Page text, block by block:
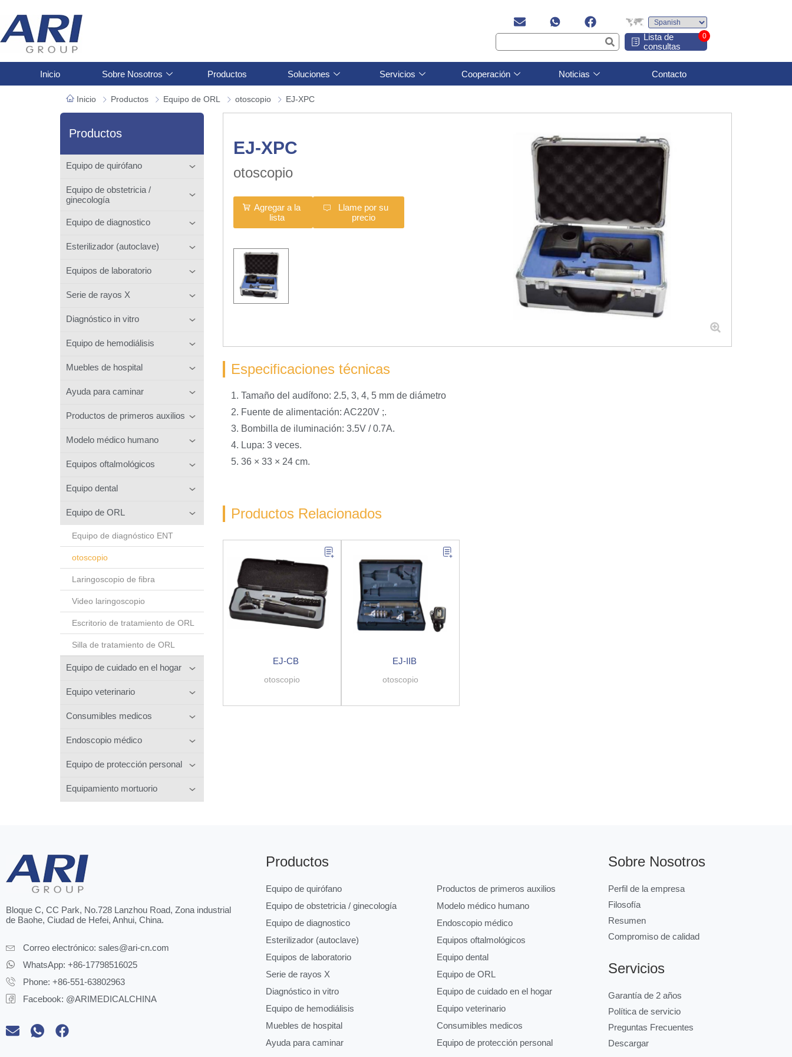
Lista de
consultas
0
Inicio Sobre Nosotros Productos Soluciones Servicios Cooperación Noticias Contacto
Inicio Productos Equipo de ORL otoscopio EJ-XPC
Productos
Equipo de quirófano
Equipo de obstetricia /
ginecología
Equipo de diagnostico
Esterilizador (autoclave)
Equipos de laboratorio
Serie de rayos X
Diagnóstico in vitro
Equipo de hemodiálisis
Muebles de hospital
Ayuda para caminar
Productos de primeros auxilios
Modelo médico humano
Equipos oftalmológicos
Equipo dental
Equipo de ORL
Equipo de diagnóstico ENT
otoscopio
Laringoscopio de fibra
Video laringoscopio
Escritorio de tratamiento de ORL
Silla de tratamiento de ORL
Equipo de cuidado en el hogar
Equipo veterinario
Consumibles medicos
Endoscopio médico
Equipo de protección personal
Equipamiento mortuorio
EJ-XPC
otoscopio
Agregar a la
lista
Llame por su
precio
Especificaciones técnicas
1. Tamaño del audífono: 2.5, 3, 4, 5 mm de diámetro
2. Fuente de alimentación: AC220V ;.
3. Bombilla de iluminación: 3.5V / 0.7A.
4. Lupa: 3 veces.
5. 36 × 33 × 24 cm.
Productos Relacionados
EJ-CB
otoscopio
EJ-IIB
otoscopio
Bloque C, CC Park, No.728 Lanzhou Road, Zona industrial
de Baohe, Ciudad de Hefei, Anhui, China.
Correo electrónico: sales@ari-cn.com
WhatsApp: +86-17798516025
Phone: +86-551-63802963
Facebook: @ARIMEDICALCHINA
Productos
Equipo de quirófano
Equipo de obstetricia / ginecología
Equipo de diagnostico
Esterilizador (autoclave)
Equipos de laboratorio
Serie de rayos X
Diagnóstico in vitro
Equipo de hemodiálisis
Muebles de hospital
Ayuda para caminar
Productos de primeros auxilios
Modelo médico humano
Endoscopio médico
Equipos oftalmológicos
Equipo dental
Equipo de ORL
Equipo de cuidado en el hogar
Equipo veterinario
Consumibles medicos
Equipo de protección personal
Sobre Nosotros
Perfil de la empresa
Filosofía
Resumen
Compromiso de calidad
Servicios
Garantía de 2 años
Política de servicio
Preguntas Frecuentes
Descargar